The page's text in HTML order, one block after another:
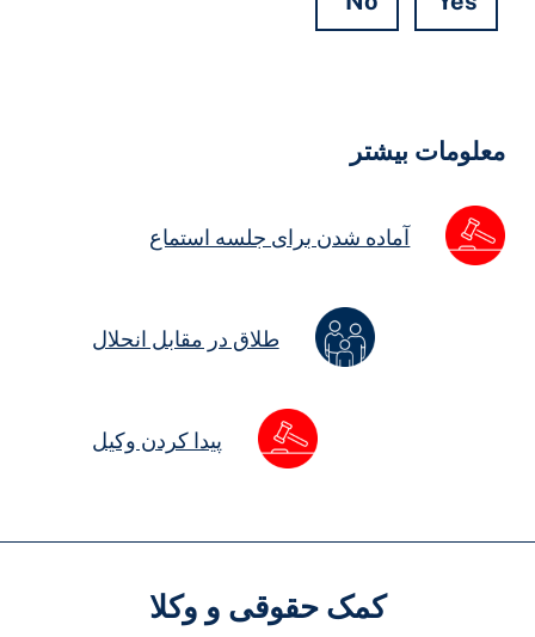
معلومات بیشتر
آماده شدن برای جلسه استماع
طلاق در مقابل انحلال
پیدا کردن وکیل
کمک حقوقی و وکلا